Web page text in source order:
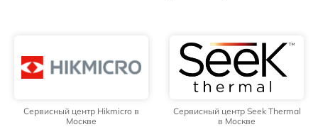
Сервисный центр Hikmicro в
Москве
Сервисный центр Seek Thermal
в Москве